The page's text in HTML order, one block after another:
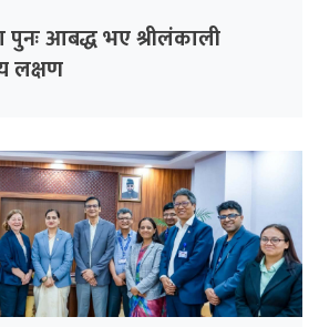
पुनः आबद्ध भए श्रीलंकाली
लक्षण